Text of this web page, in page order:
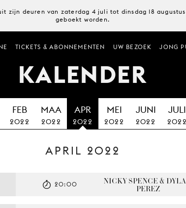
zijn deuren van zaterdag 4 juli tot dinsdag 18
geboekt worden.
TICKETS & ABONNEMENTEN UW BEZOEK JONG
KALENDER
FEB
2022
MAA
2022
APR
2022
MEI
2022
JUNI
2022
JULI
2022
APRIL 2022
NICKY SPENCE &
PEREZ
20:00